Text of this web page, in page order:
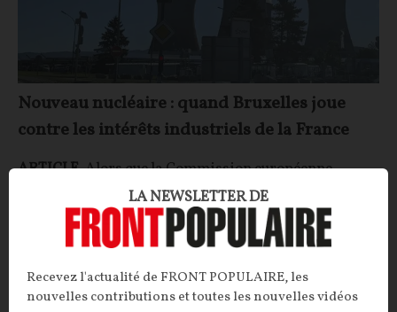
Nouveau nucléaire : quand Bruxelles joue
contre les intérêts industriels de la France
ARTICLE. Alors que la Commission européenne
enquête sur les aides d’État pour la construction de
ses six futurs réacteurs français EPR2, les
négociations se tendent sur les modalités de vente de
La Rédaction 03/07/2026 20 commentaires
LA NEWSLETTER DE
Recevez l'actualité de FRONT POPULAIRE, les
nouvelles contributions et toutes les nouvelles vidéos